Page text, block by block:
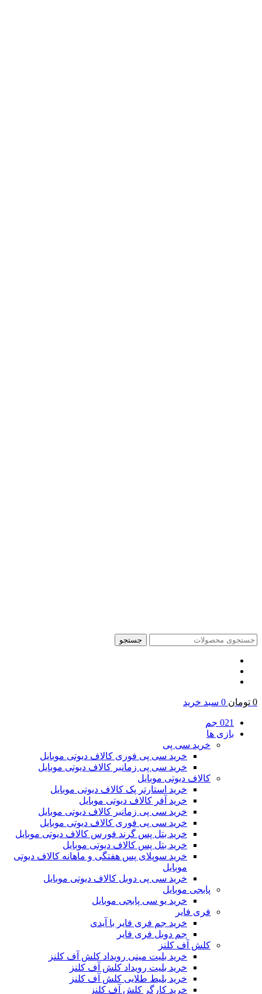
جستجو
0 تومان 0 سبد خرید
021 جم
بازی ها
خرید سی پی
خرید سی پی فوری کالاف دیوتی موبایل
خرید سی پی زمانبر کالاف دیوتی موبایل
کالاف دیوتی موبایل
خرید استارتر پک کالاف دیوتی موبایل
خرید آفر کالاف دیوتی موبایل
خرید سی پی زمانبر کالاف دیوتی موبایل
خرید سی پی فوری کالاف دیوتی موبایل
خرید بتل پس گرند فورس کالاف دیوتی موبایل
خرید بتل پس کالاف دیوتی موبایل
خرید سوپلای پس هفتگی و ماهانه کالاف دیوتی
موبایل
خرید سی پی دوبل کالاف دیوتی موبایل
پابجی موبایل
خرید یو سی پابجی موبایل
فری فایر
خرید جم فری فایر با آیدی
جم دوبل فری فایر
کلش آف کلنز
خرید بلیت مینی رویداد کلش آف کلنز
خرید بلیت رویداد کلش آف کلنز
خرید بلیط طلایی کلش آف کلنز
خرید کارگر کلش آف کلنز